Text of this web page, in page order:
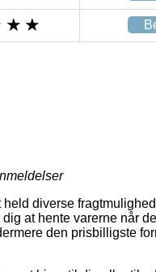
diverse
at hente varerne når
den prisbilligste